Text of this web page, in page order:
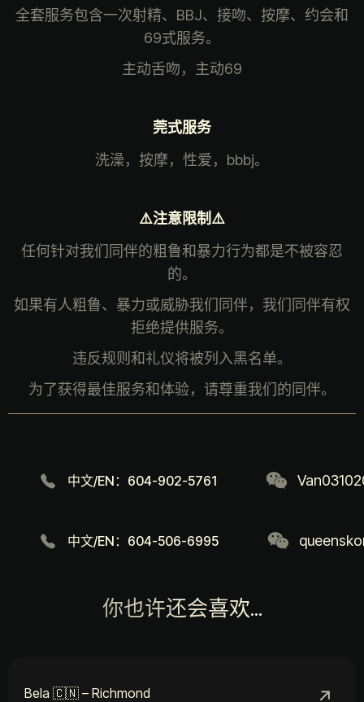
全套服务包含一次射精、BBJ、接吻、按摩、约会和
69式服务。
主动舌吻，主动69
莞式服务
洗澡，按摩，性爱，bbbj。
⚠️注意限制⚠️
任何针对我们同伴的粗鲁和暴力行为都是不被容忍
的。
如果有人粗鲁、暴力或威胁我们同伴，我们同伴有权
拒绝提供服务。
违反规则和礼仪将被列入黑名单。
为了获得最佳服务和体验，请尊重我们的同伴。
中文/EN：604-902-5761
中文/EN：604-506-6995
你也许还会喜欢...
Bela 🇨🇳 – Richmond